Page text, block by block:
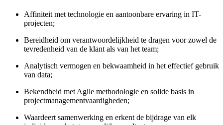
Affiniteit met technologie en aantoonbare ervaring in IT-
projecten;
Bereidheid om verantwoordelijkheid te dragen voor zowel de
tevredenheid van de klant als van het team;
Analytisch vermogen en bekwaamheid in het effectief gebruik
van data;
Bekendheid met Agile methodologie en solide basis in
projectmanagementvaardigheden;
Waardeert samenwerking en erkent de bijdrage van elk